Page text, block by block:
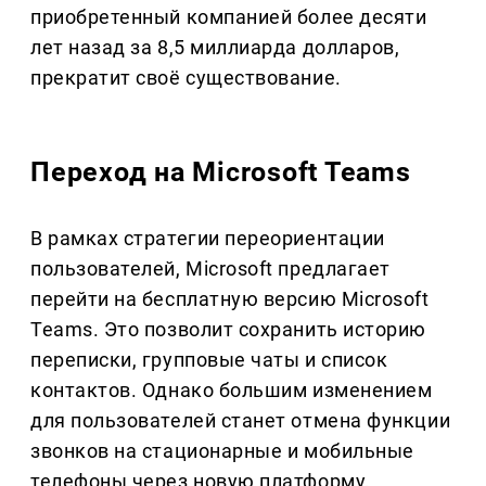
приобретенный компанией более десяти
лет назад за 8,5 миллиарда долларов,
прекратит своё существование.
Переход на Microsoft Teams
В рамках стратегии переориентации
пользователей, Microsoft предлагает
перейти на бесплатную версию Microsoft
Teams. Это позволит сохранить историю
переписки, групповые чаты и список
контактов. Однако большим изменением
для пользователей станет отмена функции
звонков на стационарные и мобильные
телефоны через новую платформу.